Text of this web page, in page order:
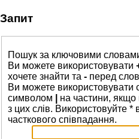
Запит
Пошук за ключовими
Ви можете використовувати
хочете знайти та - перед
Ви можете використовувати
символом
на частини, якщо
з цих слів. Використовуйте *
часткового співпадання.